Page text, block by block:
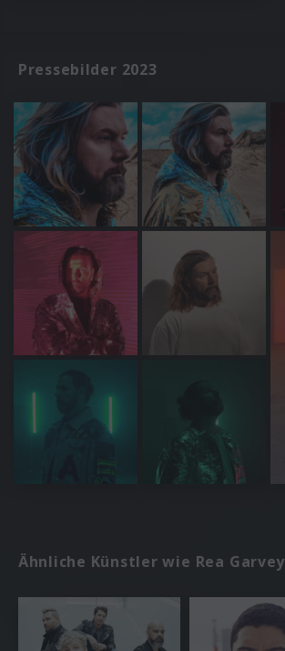
Pressebilder 2023
Ähnliche Künstler wie Rea Garvey